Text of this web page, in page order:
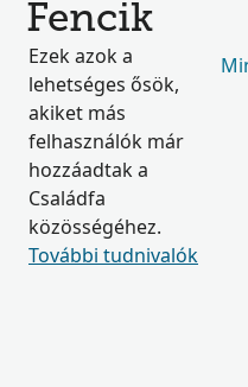
Fencik
Ezek azok a
lehetséges ősök,
akiket más
felhasználók már
hozzáadtak a
Családfa
közösségéhez.
További tudnivalók